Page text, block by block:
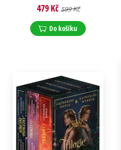
479 Kč 599 Kč
Do košíku